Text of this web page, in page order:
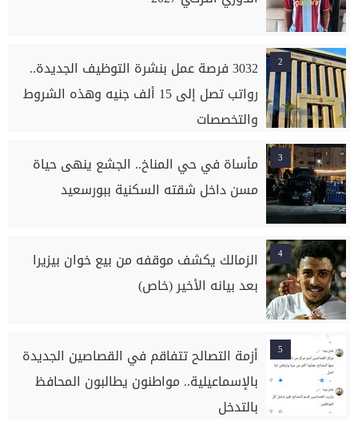
2
3032 فرصة عمل بنشرة التوظيف الجديدة..
رواتب تصل إلى 15 ألف جنيه وهذه الشروط
والتخصصات
3
مأساة في حي المناخ.. الجشع ينهى حياة
مسن داخل شقته السكنية ببورسعيد
4
الزمالك يكشف موقفه من بيع خوان بيزيرا
بعد بيانه الأخير (خاص)
5
أزمة التصالح تتفاقم في القصاصين الجديدة
بالإسماعيلية.. مواطنون يطالبون المحافظ
بالتدخل